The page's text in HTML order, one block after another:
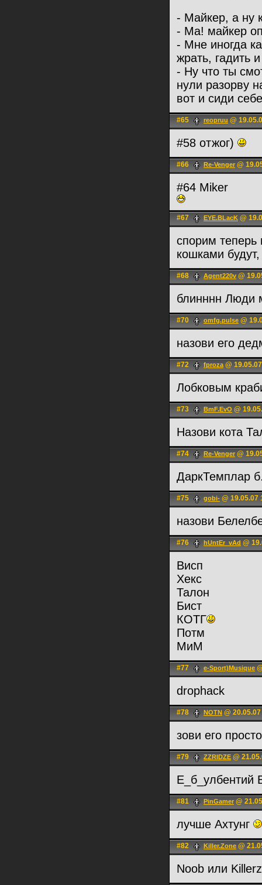
- Майкер, а ну
- Ма! майкер
- Мне иногда
жрать, гадить
- Ну что ты
нули разорву
вот и сиди
#65 reopruu @
#58 отжог)
#66 Re-Venger @
#64 Miker
#67 EYE.BLacK @
спорим теперь
кошками
#68 Agent220v @
блинннн Люди
#70 omfg.pulse @
назови его
#72 fproza@
Лобковым
#73 BmF.EvO @
Назови кота
#74 Re-Venger @
ДаркТемплар
#75 gobi- @ 19.05.07
назови
#76 hUntEr_vAd @
Висп
Хекс
Талон
Бист
КОТГ
Потм
МиМ
#77 e-Sport)Musique
drophack
#78 NOTN @
зови его
#79 ZZRIDZE @
Е_б_улбентий
#81 PinGamer @
лучше Ахтунг
#82 Killer.Zone @
Noob или